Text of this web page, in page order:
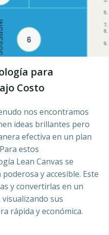
para
Costo
nos encontramos
ideas brillantes pero
efectiva en un plan
estos
Lean Canvas se
y accesible. Este
y convertirlas en un
sus
rápida y económica.